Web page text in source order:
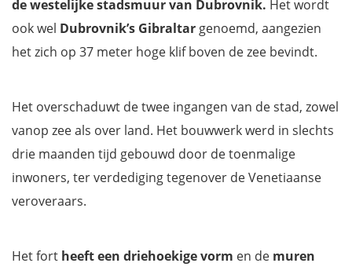
de westelijke stadsmuur van Dubrovnik. Het wordt
ook wel Dubrovnik’s Gibraltar genoemd, aangezien
het zich op 37 meter hoge klif boven de zee bevindt.
Het overschaduwt de twee ingangen van de stad, zowel
vanop zee als over land. Het bouwwerk werd in slechts
drie maanden tijd gebouwd door de toenmalige
inwoners, ter verdediging tegenover de Venetiaanse
veroveraars.
Het fort heeft een driehoekige vorm en de muren